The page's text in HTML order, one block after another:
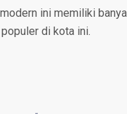
ini memiliki
di kota ini.